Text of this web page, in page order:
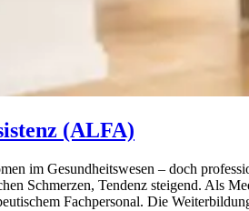
(ALFA)
im Gesundheitswesen – doch
Schmerzen, Tendenz steigend. Als
Fachpersonal. Die